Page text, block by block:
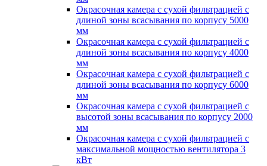
Окрасочная камера с сухой фильтрацией с
длиной зоны всасывания по корпусу 5000
мм
Окрасочная камера с сухой фильтрацией с
длиной зоны всасывания по корпусу 4000
мм
Окрасочная камера с сухой фильтрацией с
длиной зоны всасывания по корпусу 6000
мм
Окрасочная камера с сухой фильтрацией с
высотой зоны всасывания по корпусу 2000
мм
Окрасочная камера с сухой фильтрацией с
максимальной мощностью вентилятора 3
кВт